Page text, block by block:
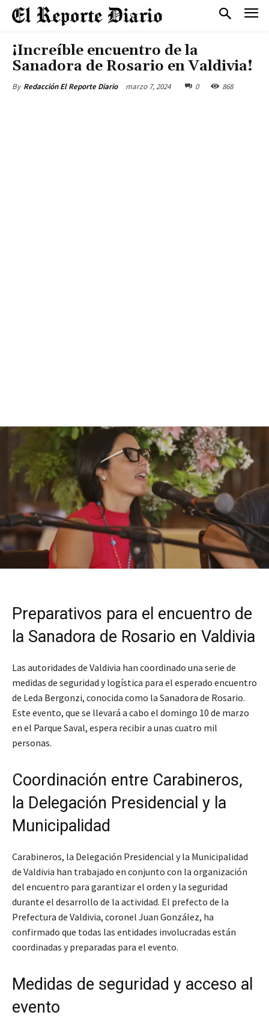
¡Increíble encuentro de la
Sanadora de Rosario en Valdivia!
By Redacción El Reporte Diario marzo 7, 2024 0 868
Preparativos para el encuentro de
la Sanadora de Rosario en Valdivia
Las autoridades de Valdivia han coordinado una serie de
medidas de seguridad y logística para el esperado encuentro
de Leda Bergonzi, conocida como la Sanadora de Rosario.
Este evento, que se llevará a cabo el domingo 10 de marzo
en el Parque Saval, espera recibir a unas cuatro mil
personas.
Coordinación entre Carabineros,
la Delegación Presidencial y la
Municipalidad
Carabineros, la Delegación Presidencial y la Municipalidad
de Valdivia han trabajado en conjunto con la organización
del encuentro para garantizar el orden y la seguridad
durante el desarrollo de la actividad. El prefecto de la
Prefectura de Valdivia, coronel Juan González, ha
confirmado que todas las entidades involucradas están
coordinadas y preparadas para el evento.
Medidas de seguridad y acceso al
evento